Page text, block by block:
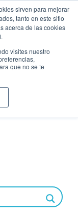
sirven para mejorar
tanto en este sitio
acerca de las cookies
visites nuestro
que no se te